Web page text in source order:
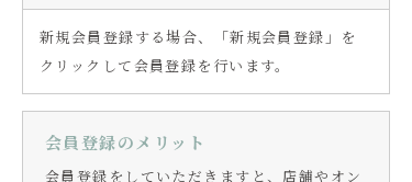
新規会員登録する場合、「新規会員登録」を
クリックして会員登録を行います。
会員登録のメリット
会員登録をしていただきますと、店舗やオン